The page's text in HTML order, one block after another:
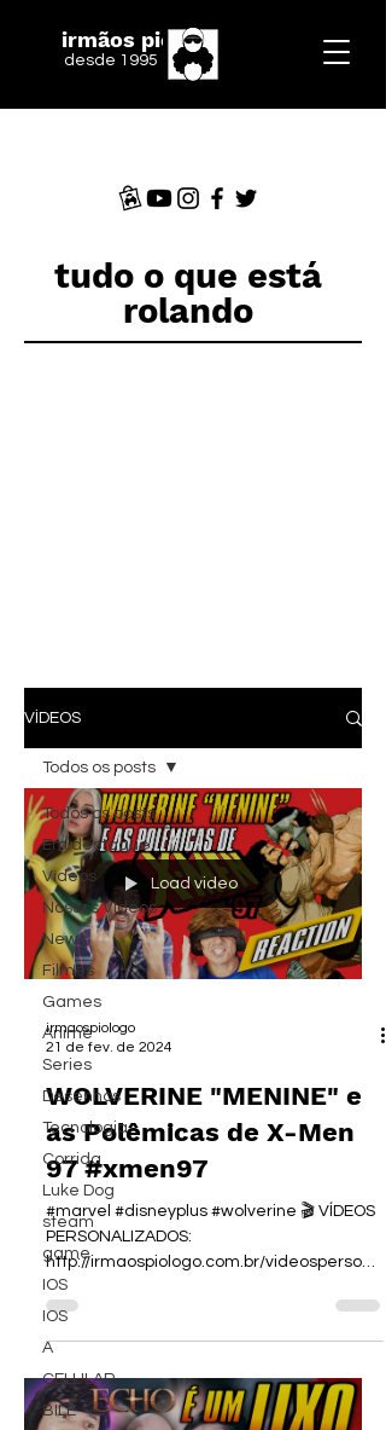
irmãos piologo
desde 1995
tudo o que está
rolando
VÍDEOS
Todos os posts
Em destaque
Vídeos
Nossos Vídeos
News
Filmes
Games
Anime
Series
Desenhos
Tecnologia
Corrida
Luke Dog
steam
game
IOS
IOS
A
CELULAR
BILE
Todos os posts
Load video
irmaospiologo
21 de fev. de 2024
WOLVERINE "MENINE" e
as Polêmicas de X-Men
97 #xmen97
#marvel #disneyplus #wolverine 🎬 VÍDEOS
PERSONALIZADOS:
http://irmaospiologo.com.br/videospersona
lizados 👜 NOSSA LOJA:...